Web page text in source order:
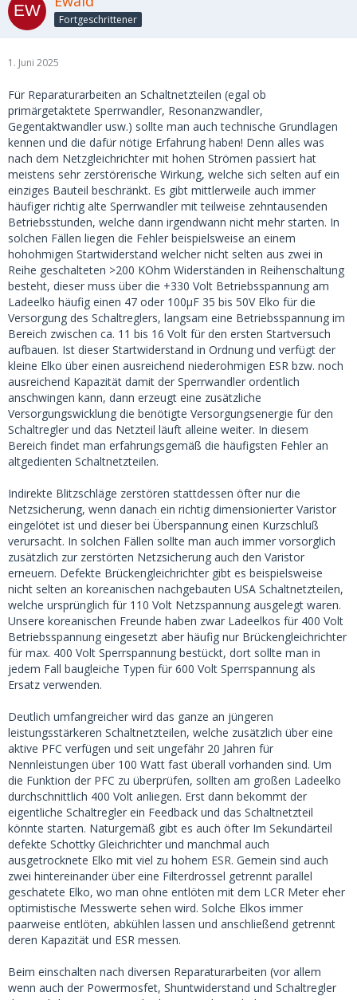
Fortgeschrittener
1. Juni 2025
Für Reparaturarbeiten an Schaltnetzteilen (egal ob
primärgetaktete Sperrwandler, Resonanzwandler,
Gegentaktwandler usw.) sollte man auch technische Grundlagen
kennen und die dafür nötige Erfahrung haben! Denn alles was
nach dem Netzgleichrichter mit hohen Strömen passiert hat
meistens sehr zerstörerische Wirkung, welche sich selten auf ein
einziges Bauteil beschränkt. Es gibt mittlerweile auch immer
häufiger richtig alte Sperrwandler mit teilweise zehntausenden
Betriebsstunden, welche dann irgendwann nicht mehr starten. In
solchen Fällen liegen die Fehler beispielsweise an einem
hohohmigen Startwiderstand welcher nicht selten aus zwei in
Reihe geschalteten >200 KOhm Widerständen in Reihenschaltung
besteht, dieser muss über die +330 Volt Betriebsspannung am
Ladeelko häufig einen 47 oder 100µF 35 bis 50V Elko für die
Versorgung des Schaltreglers, langsam eine Betriebsspannung im
Bereich zwischen ca. 11 bis 16 Volt für den ersten Startversuch
aufbauen. Ist dieser Startwiderstand in Ordnung und verfügt der
kleine Elko über einen ausreichend niederohmigen ESR bzw. noch
ausreichend Kapazität damit der Sperrwandler ordentlich
anschwingen kann, dann erzeugt eine zusätzliche
Versorgungswicklung die benötigte Versorgungsenergie für den
Schaltregler und das Netzteil läuft alleine weiter. In diesem
Bereich findet man erfahrungsgemäß die häufigsten Fehler an
altgedienten Schaltnetzteilen.
Indirekte Blitzschläge zerstören stattdessen öfter nur die
Netzsicherung, wenn danach ein richtig dimensionierter Varistor
eingelötet ist und dieser bei Überspannung einen Kurzschluß
verursacht. In solchen Fällen sollte man auch immer vorsorglich
zusätzlich zur zerstörten Netzsicherung auch den Varistor
erneuern. Defekte Brückengleichrichter gibt es beispielsweise
nicht selten an koreanischen nachgebauten USA Schaltnetzteilen,
welche ursprünglich für 110 Volt Netzspannung ausgelegt waren.
Unsere koreanischen Freunde haben zwar Ladeelkos für 400 Volt
Betriebsspannung eingesetzt aber häufig nur Brückengleichrichter
für max. 400 Volt Sperrspannung bestückt, dort sollte man in
jedem Fall baugleiche Typen für 600 Volt Sperrspannung als
Ersatz verwenden.
Deutlich umfangreicher wird das ganze an jüngeren
leistungsstärkeren Schaltnetzteilen, welche zusätzlich über eine
aktive PFC verfügen und seit ungefähr 20 Jahren für
Nennleistungen über 100 Watt fast überall vorhanden sind. Um
die Funktion der PFC zu überprüfen, sollten am großen Ladeelko
durchschnittlich 400 Volt anliegen. Erst dann bekommt der
eigentliche Schaltregler ein Feedback und das Schaltnetzteil
könnte starten. Naturgemäß gibt es auch öfter Im Sekundärteil
defekte Schottky Gleichrichter und manchmal auch
ausgetrocknete Elko mit viel zu hohem ESR. Gemein sind auch
zwei hintereinander über eine Filterdrossel getrennt parallel
geschatete Elko, wo man ohne entlöten mit dem LCR Meter eher
optimistische Messwerte sehen wird. Solche Elkos immer
paarweise entlöten, abkühlen lassen und anschließend getrennt
deren Kapazität und ESR messen.
Beim einschalten nach diversen Reparaturarbeiten (vor allem
wenn auch der Powermosfet, Shuntwiderstand und Schaltregler